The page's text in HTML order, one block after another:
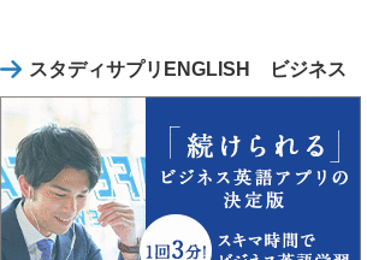
スタディサプリENGLISH ビジネス